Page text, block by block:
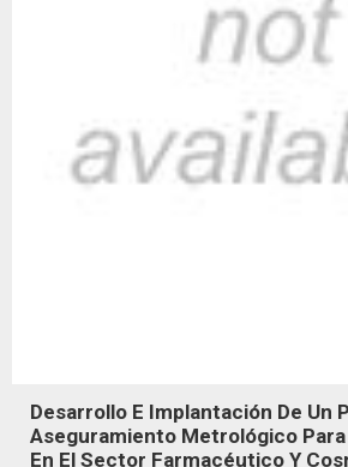
Desarrollo E Implantación De Un
Aseguramiento Metrológico
En El Sector Farmacéutico Y